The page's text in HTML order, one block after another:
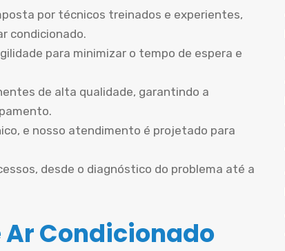
por técnicos treinados e experientes,
condicionado.
para minimizar o tempo de espera e
de alta qualidade, garantindo a
e nosso atendimento é projetado para
desde o diagnóstico do problema até a
Condicionado